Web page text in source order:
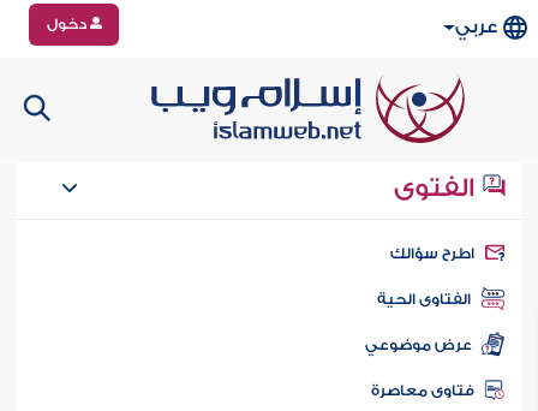
عربي دخول
الفتوى
سؤالك
الفتاوى الحية
عرض موضوعي